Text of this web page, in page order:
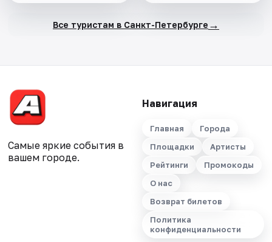
Все туристам в Санкт-Петербурге →
Самые яркие события в
вашем городе.
Навигация
Главная
Города
Площадки
Артисты
Рейтинги
Промокоды
О нас
Возврат билетов
Политика
конфиденциальности